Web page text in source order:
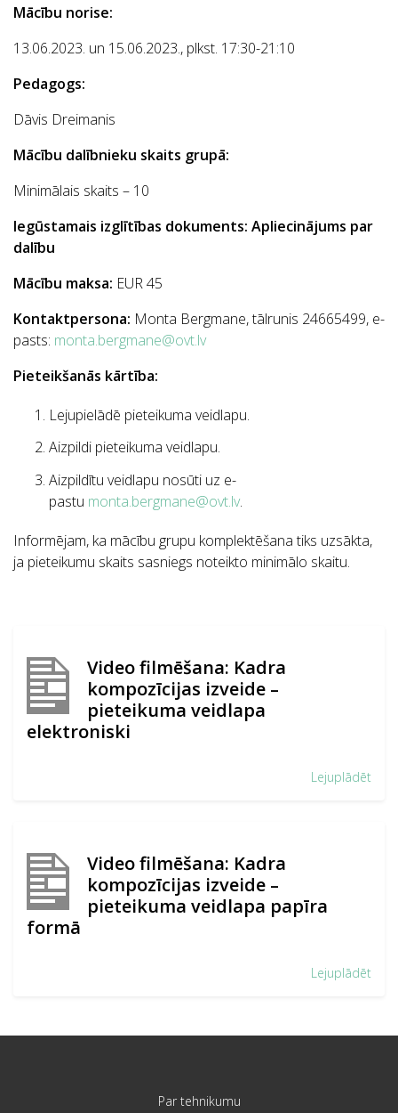
Mācību norise:
13.06.2023. un 15.06.2023., plkst. 17:30-21:10
Pedagogs:
Dāvis Dreimanis
Mācību dalībnieku skaits grupā:
Minimālais skaits – 10
Iegūstamais izglītības dokuments: Apliecinājums par
dalību
Mācību maksa: EUR 45
Kontaktpersona: Monta Bergmane, tālrunis 24665499, e-
pasts: monta.bergmane@ovt.lv
Pieteikšanās kārtība:
Lejupielādē pieteikuma veidlapu.
Aizpildi pieteikuma veidlapu.
Aizpildītu veidlapu nosūti uz e-
pastu monta.bergmane@ovt.lv.
Informējam, ka mācību grupu komplektēšana tiks uzsākta,
ja pieteikumu skaits sasniegs noteikto minimālo skaitu.
Video filmēšana: Kadra
kompozīcijas izveide –
pieteikuma veidlapa
elektroniski
Lejuplādēt
Video filmēšana: Kadra
kompozīcijas izveide –
pieteikuma veidlapa papīra
formā
Lejuplādēt
Par tehnikumu